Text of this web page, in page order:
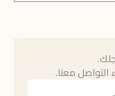
معنا.